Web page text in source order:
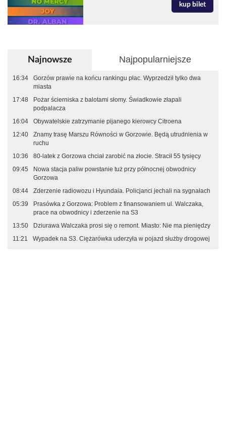
kup bilet
Najnowsze Najpopularniejsze
16:34
Gorzów prawie na końcu rankingu płac. Wyprzedził tylko dwa
miasta
17:48
Pożar ścierniska z balotami słomy. Świadkowie złapali
podpalacza
16:04
Obywatelskie zatrzymanie pijanego kierowcy Citroena
12:40
Znamy trasę Marszu Równości w Gorzowie. Będą utrudnienia w
ruchu
10:36
80-latek z Gorzowa chciał zarobić na złocie. Stracił 55 tysięcy
09:45
Nowa stacja paliw powstanie tuż przy północnej obwodnicy
Gorzowa
08:44
Zderzenie radiowozu i Hyundaia. Policjanci jechali na sygnałach
05:39
Prasówka z Gorzowa: Problem z finansowaniem ul. Walczaka,
prace na obwodnicy i zderzenie na S3
13:50
Dziurawa Walczaka prosi się o remont. Miasto: Nie ma pieniędzy
11:21
Wypadek na S3. Ciężarówka uderzyła w pojazd służby drogowej